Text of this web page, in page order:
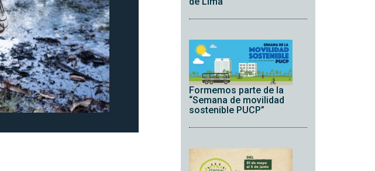
Formemos parte de la
“Semana de movilidad
sostenible PUCP”